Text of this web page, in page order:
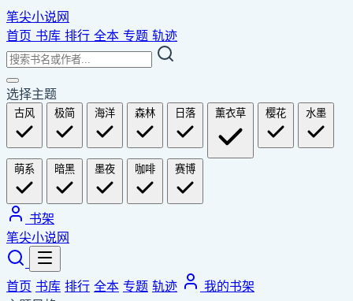
笔尖小说网
首页 书库 排行 全本 专题 轨迹
选择主题
古风 极简 海洋 森林 日落 薰衣草 樱花 水墨
萌系 暗黑 墨夜 咖啡 赛博
书架
笔尖小说网
首页 书库 排行 全本 专题 轨迹
我的书架